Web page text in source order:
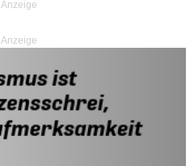
Anzeige